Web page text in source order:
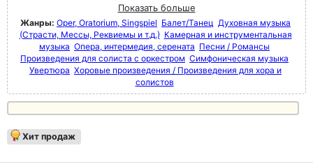
Показать больше
Жанры: Oper, Oratorium, Singspiel Балет/Танец Духовная музыка
(Страсти, Мессы, Реквиемы и т.д.) Камерная и инструментальная
музыка Опера, интермедия, серената Песни / Романсы
Произведения для солиста с оркестром Симфоническая музыка
Увертюра Хоровые произведения / Произведения для хора и
солистов
Хит продаж